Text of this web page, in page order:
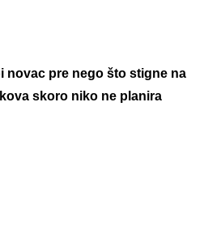
novac pre nego što stigne na
skoro niko ne planira